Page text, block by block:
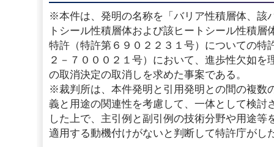
※本件は、発明の名称を「バリア性積層体、該
トシール性積層体および該ヒートシール性積層
特許（特許第６９０２２３１号）についての特
２－７０００２１号）において、進歩性欠如を
の取消決定の取消しを求めた事案である。
※裁判所は、本件発明と引用発明との間の複数
義と用途の関連性を考慮して、一体として検討
した上で、主引例と副引例の技術分野や用途等
適用する動機付けがないと判断して特許庁がし